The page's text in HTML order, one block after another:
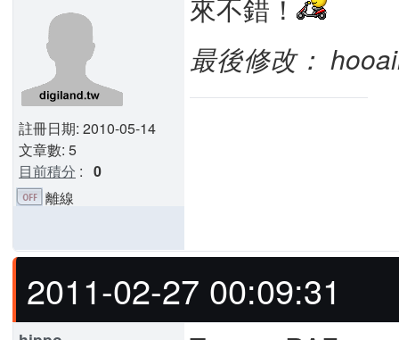
註冊日期: 2010-05-14
文章數: 5
目前積分 : 0
來不錯！
最後修改：
離線
2011-02-27 00:09:31